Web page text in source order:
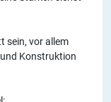
sein, vor allem
Konstruktion